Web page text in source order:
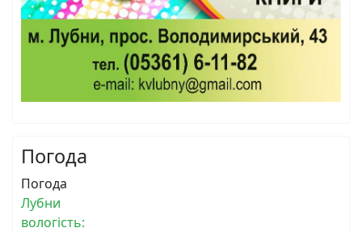
Погода
Погода
Лубни
вологість: